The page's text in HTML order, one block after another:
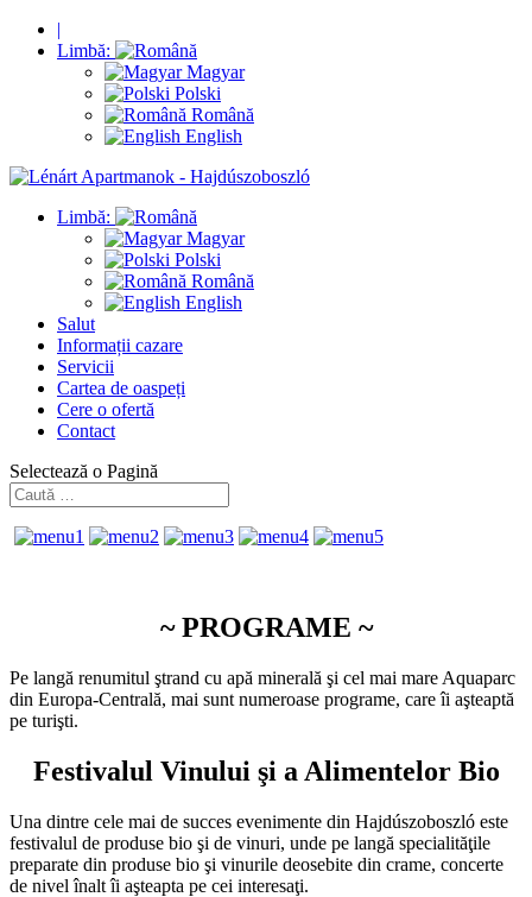
|
Limbă:
Magyar
Polski
Română
English
Limbă:
Magyar
Polski
Română
English
Salut
Informații cazare
Servicii
Cartea de oaspeți
Cere o ofertă
Contact
Selectează o Pagină
~ PROGRAME ~
Pe langă renumitul ştrand cu apă minerală şi cel mai mare Aquaparc
din Europa-Centrală, mai sunt numeroase programe, care îi aşteaptă
pe turişti.
Festivalul Vinului şi a Alimentelor Bio
Una dintre cele mai de succes evenimente din Hajdúszoboszló este
festivalul de produse bio şi de vinuri, unde pe langă specialităţile
preparate din produse bio şi vinurile deosebite din crame, concerte
de nivel înalt îi aşteapta pe cei interesaţi.